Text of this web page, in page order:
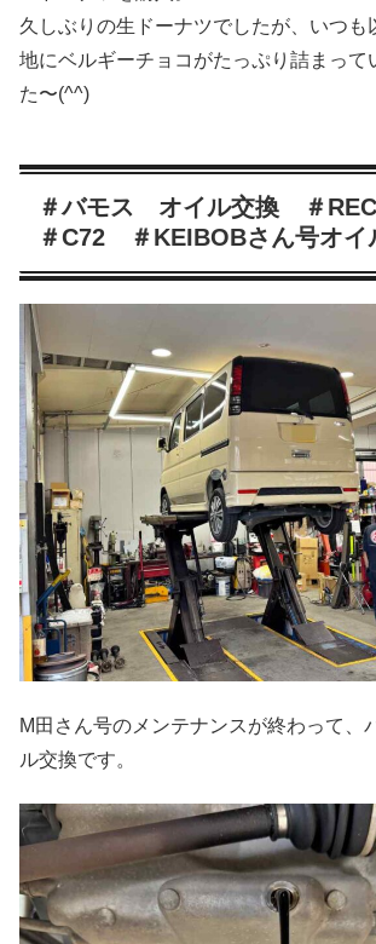
久しぶりの生ドーナツでしたが、いつも
地にベルギーチョコがたっぷり詰まって
た〜(^^)
＃バモス オイル交換 ＃
＃C72 ＃KEIBOBさん号オイ
M田さん号のメンテナンスが終わって、
ル交換です。